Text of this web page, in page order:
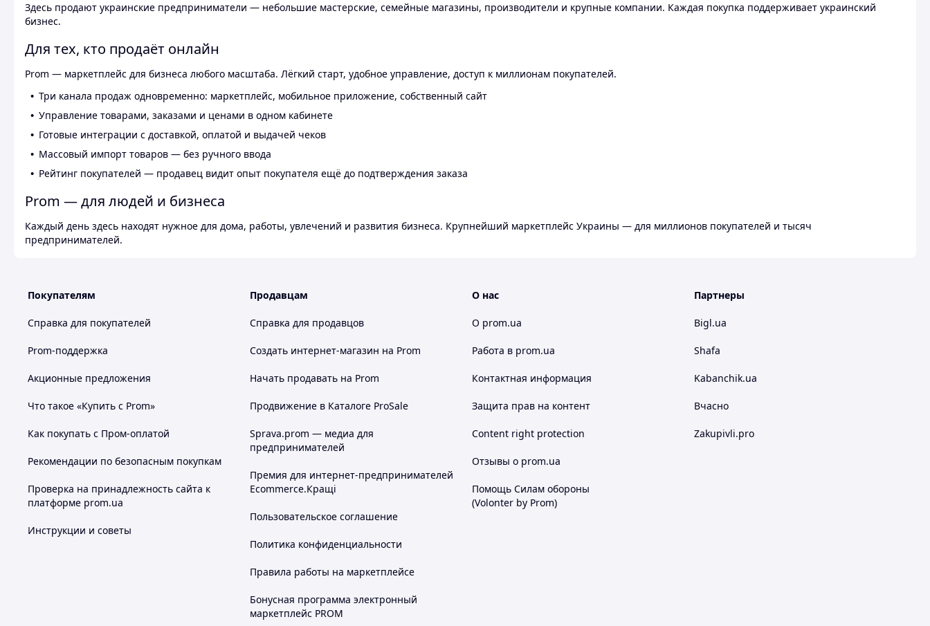
Здесь продают украинские предприниматели — небольшие мастерские, семейные магазины, производители и крупные компании. Каждая покупка поддерживает украинский
бизнес.
Для тех, кто продаёт онлайн
Prom — маркетплейс для бизнеса любого масштаба. Лёгкий старт, удобное управление, доступ к миллионам покупателей.
Три канала продаж одновременно: маркетплейс, мобильное приложение, собственный сайт
Управление товарами, заказами и ценами в одном кабинете
Готовые интеграции с доставкой, оплатой и выдачей чеков
Массовый импорт товаров — без ручного ввода
Рейтинг покупателей — продавец видит опыт покупателя ещё до подтверждения заказа
Prom — для людей и бизнеса
Каждый день здесь находят нужное для дома, работы, увлечений и развития бизнеса. Крупнейший маркетплейс Украины — для миллионов покупателей и тысяч
предпринимателей.
Покупателям
Справка для покупателей
Prom-поддержка
Акционные предложения
Что такое «Купить с Prom»
Как покупать с Пром-оплатой
Рекомендации по безопасным покупкам
Проверка на принадлежность сайта к
платформе prom.ua
Инструкции и советы
Продавцам
Справка для продавцов
Создать интернет-магазин на Prom
Начать продавать на Prom
Продвижение в Каталоге ProSale
Sprava.prom — медиа для
предпринимателей
Премия для интернет-предпринимателей
Ecommerce.Кращі
Пользовательское соглашение
Политика конфиденциальности
Правила работы на маркетплейсе
Бонусная программа электронный
маркетплейс PROM
О нас
О prom.ua
Работа в prom.ua
Контактная информация
Защита прав на контент
Content right protection
Отзывы о prom.ua
Помощь Силам обороны
(Volonter by Prom)
Партнеры
Bigl.ua
Shafa
Kabanchik.ua
Вчасно
Zakupivli.pro